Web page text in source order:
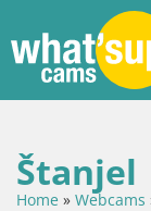
Štanjel
Home » Webcams